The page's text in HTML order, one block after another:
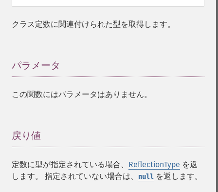
クラス定数に関連付けられた型を取得します。
パラメータ
この関数にはパラメータはありません。
戻り値
定数に型が指定されている場合、 ReflectionType を返
します。 指定されていない場合は、
null を返します。